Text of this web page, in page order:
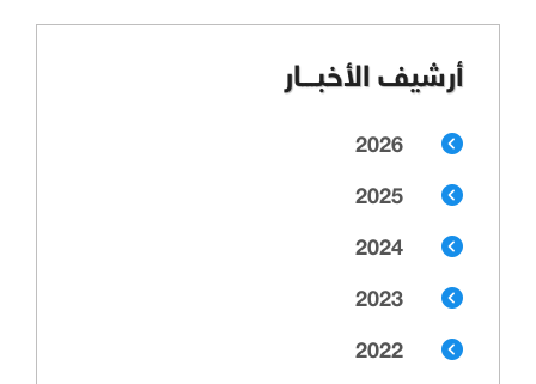
أرشيف الأخبـــار
2026
2025
2024
2023
2022